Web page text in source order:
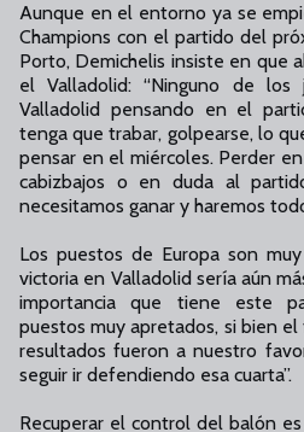
Aunque en el entorno ya se
Champions con el partido del
Porto, Demichelis insiste en que
el Valladolid: “Ninguno de
Valladolid pensando en el
tenga que trabar, golpearse, lo
pensar en el miércoles. Perder
cabizbajos o en duda al
necesitamos ganar y haremos
Los puestos de Europa son
victoria en Valladolid sería aún
importancia que tiene este
puestos muy apretados, si bien
resultados fueron a nuestro
seguir ir defendiendo esa cuarta”.
Recuperar el control del balón